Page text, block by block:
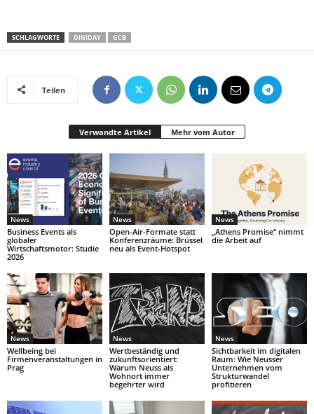
SCHLAGWORTE DIGIDAY GCB
Teilen
Verwandte Artikel Mehr vom Autor
News
Business Events als
globaler
Wirtschaftsmotor: Studie
2026
News
Open-Air-Formate statt
Konferenzräume: Brüssel
neu als Event-Hotspot
News
„Athens Promise“ nimmt
die Arbeit auf
News
Wellbeing bei
Firmenveranstaltungen in
Prag
News
Wertbeständig und
zukunftsorientiert:
Warum Neuss als
Wohnort immer
begehrter wird
News
Sichtbarkeit im digitalen
Raum: Wie Neusser
Unternehmen vom
Strukturwandel
profitieren